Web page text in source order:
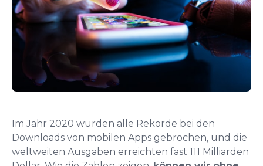
Im Jahr 2020 wurden alle Rekorde bei den
Downloads von mobilen Apps gebrochen, und die
weltweiten Ausgaben erreichten fast 111 Milliarden